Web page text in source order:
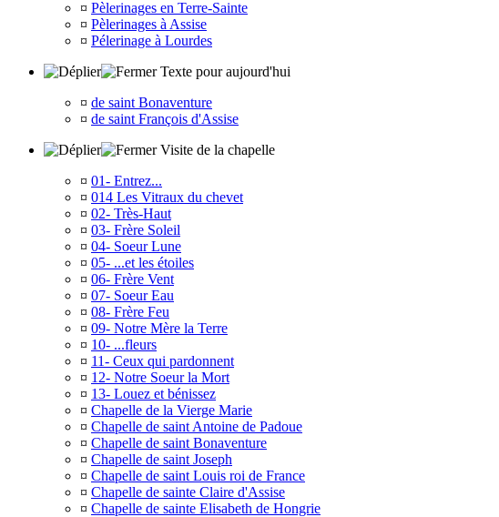
¤ Pèlerinages en Terre-Sainte
¤ Pèlerinages à Assise
¤ Pélerinage à Lourdes
Texte pour aujourd'hui
¤ de saint Bonaventure
¤ de saint François d'Assise
Visite de la chapelle
¤ 01- Entrez...
¤ 014 Les Vitraux du chevet
¤ 02- Très-Haut
¤ 03- Frère Soleil
¤ 04- Soeur Lune
¤ 05- ...et les étoiles
¤ 06- Frère Vent
¤ 07- Soeur Eau
¤ 08- Frère Feu
¤ 09- Notre Mère la Terre
¤ 10- ...fleurs
¤ 11- Ceux qui pardonnent
¤ 12- Notre Soeur la Mort
¤ 13- Louez et bénissez
¤ Chapelle de la Vierge Marie
¤ Chapelle de saint Antoine de Padoue
¤ Chapelle de saint Bonaventure
¤ Chapelle de saint Joseph
¤ Chapelle de saint Louis roi de France
¤ Chapelle de sainte Claire d'Assise
¤ Chapelle de sainte Elisabeth de Hongrie